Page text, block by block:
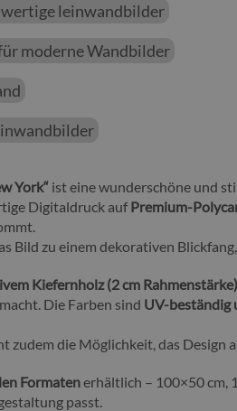
leinwandbilder
moderne Wandbilder
York“ ist eine wunderschöne und
Digitaldruck auf Premium-
Bild zu einem dekorativen
Kiefernholz (2 cm Rahmenstärke)
macht. Die Farben sind UV-beständig
zudem die Möglichkeit, das Design
Formatenerhältlich – 100×50 cm,
passt.